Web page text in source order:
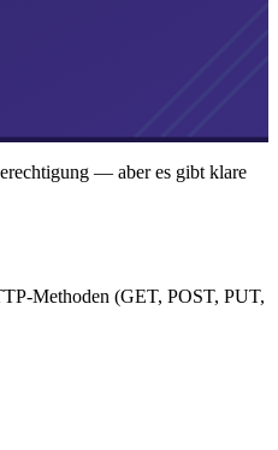
— aber es gibt klare
Methoden (GET, POST, PUT,